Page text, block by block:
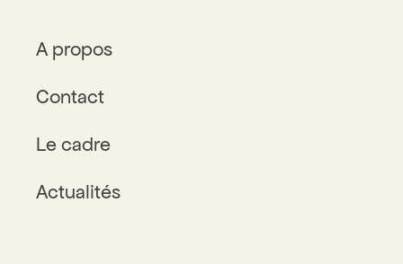
Le cadre
Actualités
A propos
Contact